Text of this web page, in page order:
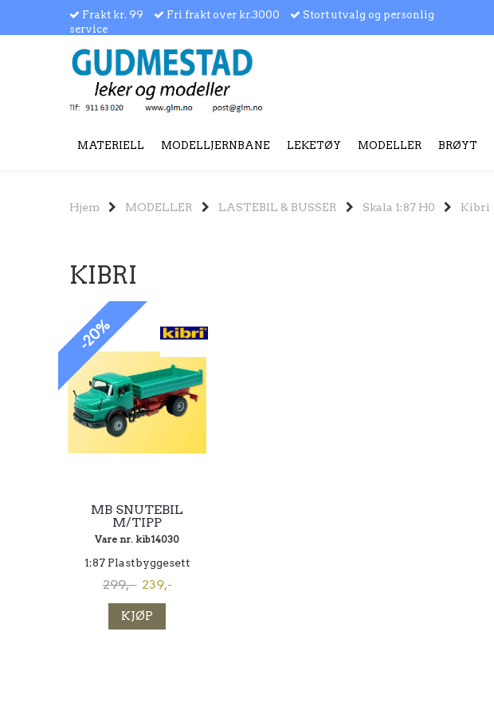
Frakt kr. 99 Fri frakt over kr.3000
Stort utvalg og personlig
service
MATERIELL MODELLJERNBANE LEKETØY MODELLER BRØYT
Hjem MODELLER LASTEBIL & BUSSER Skala 1:87 H0 Kibri
KIBRI
-20%
MB SNUTEBIL
M/TIPP
Vare nr. kib14030
1:87 Plastbyggesett
299,- 239,-
KJØP